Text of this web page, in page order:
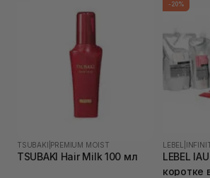
TSUBAKI PREMIUM MOIST
TSUBAKI Hair Milk 100 мл
-20%
LEBEL
LEBEL
коротке